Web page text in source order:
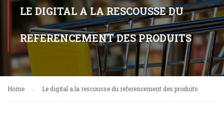
LE DIGITAL A LA RESCOUSSE DU
REFERENCEMENT DES PRODUITS
Home Le digital a la rescousse du referencement des produits